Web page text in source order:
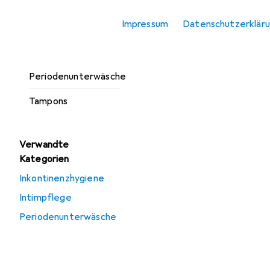
Impressum
Periodenunterwäsche
Tampons
Verwandte
Kategorien
Inkontinenzhygiene
Intimpflege
Periodenunterwäsche